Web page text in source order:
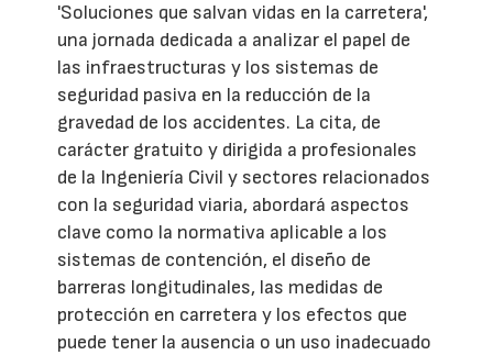
'Soluciones que salvan vidas en la carretera',
una jornada dedicada a analizar el papel de
las infraestructuras y los sistemas de
seguridad pasiva en la reducción de la
gravedad de los accidentes. La cita, de
carácter gratuito y dirigida a profesionales
de la Ingeniería Civil y sectores relacionados
con la seguridad viaria, abordará aspectos
clave como la normativa aplicable a los
sistemas de contención, el diseño de
barreras longitudinales, las medidas de
protección en carretera y los efectos que
puede tener la ausencia o un uso inadecuado